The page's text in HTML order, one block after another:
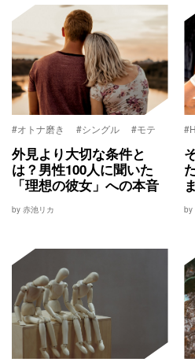
#オトナ磨き #シングル #モテ
外見より大切な条件と
は？男性100人に聞いた
「理想の彼女」への本音
by 赤池リカ by